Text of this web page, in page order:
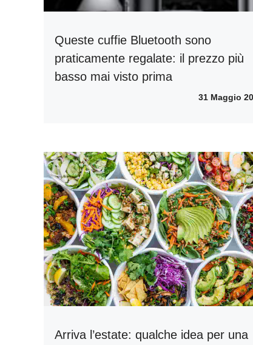
Queste cuffie Bluetooth sono
praticamente regalate: il prezzo più
basso mai visto prima
31 Maggio
Arriva l’estate: qualche idea per una